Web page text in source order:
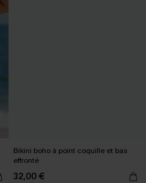
Bikini boho à point coquille et bas
effronté
32,00 €